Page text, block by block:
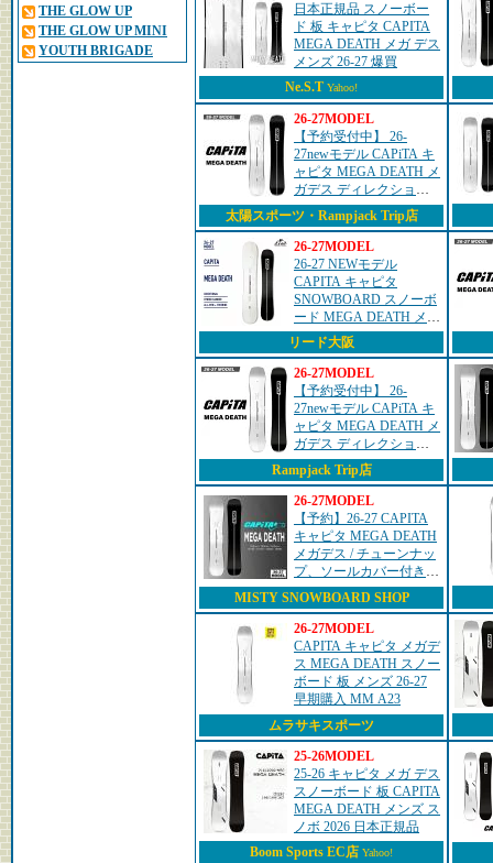
THE GLOW UP
THE GLOW UP MINI
YOUTH BRIGADE
日本正規品 スノーボー
ド 板 キャピタ CAPITA
MEGA DEATH メガ デス
メンズ 26-27 爆買
Ne.S.T Yahoo!
26-27MODEL
【予約受付中】 26-
27newモデル CAPiTA キ
ャピタ MEGA DEATH メ
ガデス ディレクショナ
ル ハイブリッドキャン
バー オールマウンテン
フリーライド
太陽スポーツ・Rampjack Trip店
26-27MODEL
26-27 NEWモデル
CAPITA キャピタ
SNOWBOARD スノーボ
ード MEGA DEATH メガ
デス DIRECTIONAL
HYBRID CAMBER ディ
レクショナル...
リード大阪
26-27MODEL
【予約受付中】 26-
27newモデル CAPiTA キ
ャピタ MEGA DEATH メ
ガデス ディレクショナ
ル ハイブリッドキャン
バー オールマウンテン
フリーライド
Rampjack Trip店
26-27MODEL
【予約】26-27 CAPITA
キャピタ MEGA DEATH
メガデス / チューンナッ
プ、ソールカバー付き /
【送料無料】【日本正規
品】
MISTY SNOWBOARD SHOP
26-27MODEL
CAPITA キャピタ メガデ
ス MEGA DEATH スノー
ボード 板 メンズ 26-27
早期購入 MM A23
ムラサキスポーツ
25-26MODEL
25-26 キャピタ メガ デス
スノーボード 板 CAPITA
MEGA DEATH メンズ ス
ノボ 2026 日本正規品
Boom Sports EC店 Yahoo!